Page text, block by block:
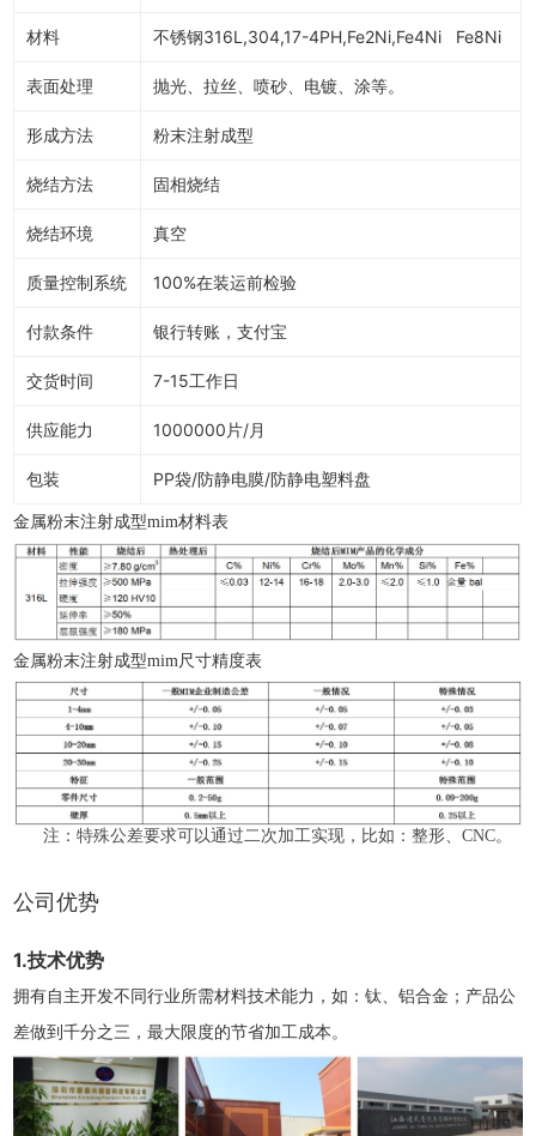
材料 不锈钢316L,304,17-4PH,Fe2Ni,Fe4Ni Fe8Ni
表面处理 抛光、拉丝、喷砂、电镀、涂等。
形成方法 粉末注射成型
烧结方法 固相烧结
烧结环境 真空
质量控制系统 100%在装运前检验
付款条件 银行转账，支付宝
交货时间 7-15工作日
供应能力 1000000片/月
包装 PP袋/防静电膜/防静电塑料盘
金属粉末注射成型mim材料表
金属粉末注射成型mim尺寸精度表
注：特殊公差要求可以通过二次加工实现，比如：整形、CNC。
公司优势
1.技术优势
拥有自主开发不同行业所需材料技术能力，如：钛、铝合金；产品公
差做到千分之三，最大限度的节省加工成本。